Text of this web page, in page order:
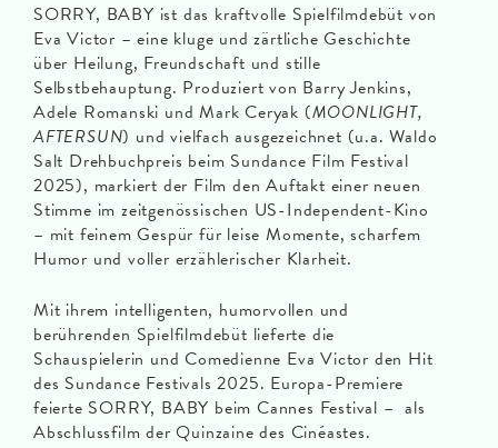
SORRY, BABY ist das kraftvolle Spielfilmdebüt von
Eva Victor – eine kluge und zärtliche Geschichte
über Heilung, Freundschaft und stille
Selbstbehauptung. Produziert von Barry Jenkins,
Adele Romanski und Mark Ceryak (MOONLIGHT,
AFTERSUN) und vielfach ausgezeichnet (u.a. Waldo
Salt Drehbuchpreis beim Sundance Film Festival
2025), markiert der Film den Auftakt einer neuen
Stimme im zeitgenössischen US-Independent-Kino
– mit feinem Gespür für leise Momente, scharfem
Humor und voller erzählerischer Klarheit.
Mit ihrem intelligenten, humorvollen und
berührenden Spielfilmdebüt lieferte die
Schauspielerin und Comedienne Eva Victor den Hit
des Sundance Festivals 2025. Europa-Premiere
feierte SORRY, BABY beim Cannes Festival – als
Abschlussfilm der Quinzaine des Cinéastes.